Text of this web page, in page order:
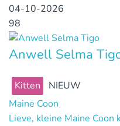
04-10-2026
98
Anwell Selma
Kitten
NIEUW
Maine Coon
Lieve, kleine Maine